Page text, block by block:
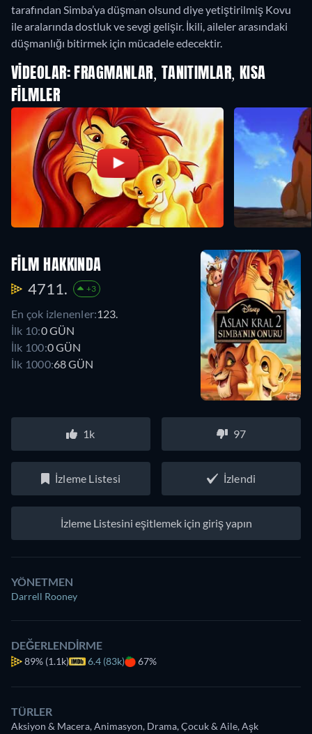
tarafından Simba’ya düşman olsund diye yetiştirilmiş Kovu
ile aralarında dostluk ve sevgi gelişir. İkili, aileler arasındaki
düşmanlığı bitirmek için mücadele edecektir.
VIDEOLAR: FRAGMANLAR, TANITIMLAR, KISA
FILMLER
FILM HAKKINDA
4711. +3
En çok izlenenler:123.
İlk 10:0 GÜN
İlk 100:0 GÜN
İlk 1000:68 GÜN
1k 97
İzleme Listesi İzlendi
İzleme Listesini eşitlemek için giriş yapın
YÖNETMEN
Darrell Rooney
DEĞERLENDIRME
89% (1.1k) 6.4 (83k) 67%
TÜRLER
Aksiyon & Macera, Animasyon, Drama, Çocuk & Aile, Aşk